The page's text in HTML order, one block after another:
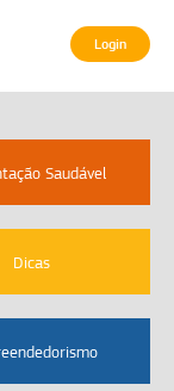
Login
Saudável
Dicas